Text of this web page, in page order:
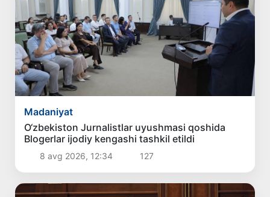
Madaniyat
O‘zbekiston Jurnalistlar uyushmasi qoshida
Blogerlar ijodiy kengashi tashkil etildi
8 avg 2026, 12:34 127